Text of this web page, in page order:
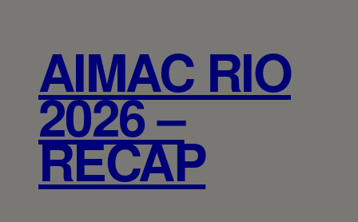
AIMAC RIO
2026 –
RECAP